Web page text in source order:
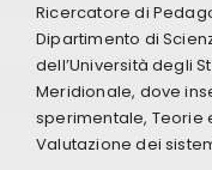
Ricercatore di
Dipartimento di
dell’Università degli
Meridionale, dove
sperimentale, Teorie
Valutazione dei